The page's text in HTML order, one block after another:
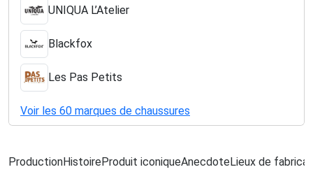
UNIQUA L’Atelier
Blackfox
Les Pas Petits
Voir les 60 marques de chaussures
ProductionHistoireProduit iconiqueAnecdoteLieux de